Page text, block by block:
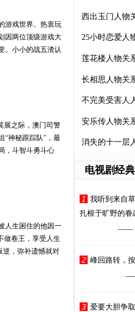
游戏世界。热衷玩
因两位顶级游戏大
。小小的战五渣认
展之际，澳门司警
“神秘跟踪队”，最
，斗智斗勇斗心
人生困住的他因一
做卷王，享受人生
逆，弥补遗憾就对
西出玉门人物
25小时恋爱人
莲花楼人物关
长相思人物关
不完美受害人
安乐传人物关
消失的十一层
电视剧经
1
我听到来自
扎根于旷野的眷
——
2 峰回路转，
3
爱要大胆争取